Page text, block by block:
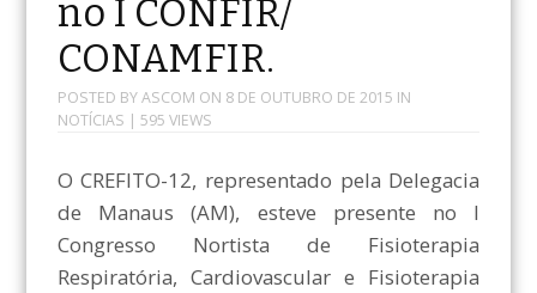
no I CONFIR/
CONAMFIR.
POSTED BYASCOM ON 8 DE OUTUBRO DE 2015 IN
NOTÍCIAS | 595 VIEWS
O CREFITO-12, representado pela Delegacia
de Manaus (AM), esteve presente no I
Congresso Nortista de Fisioterapia
Respiratória, Cardiovascular e Fisioterapia